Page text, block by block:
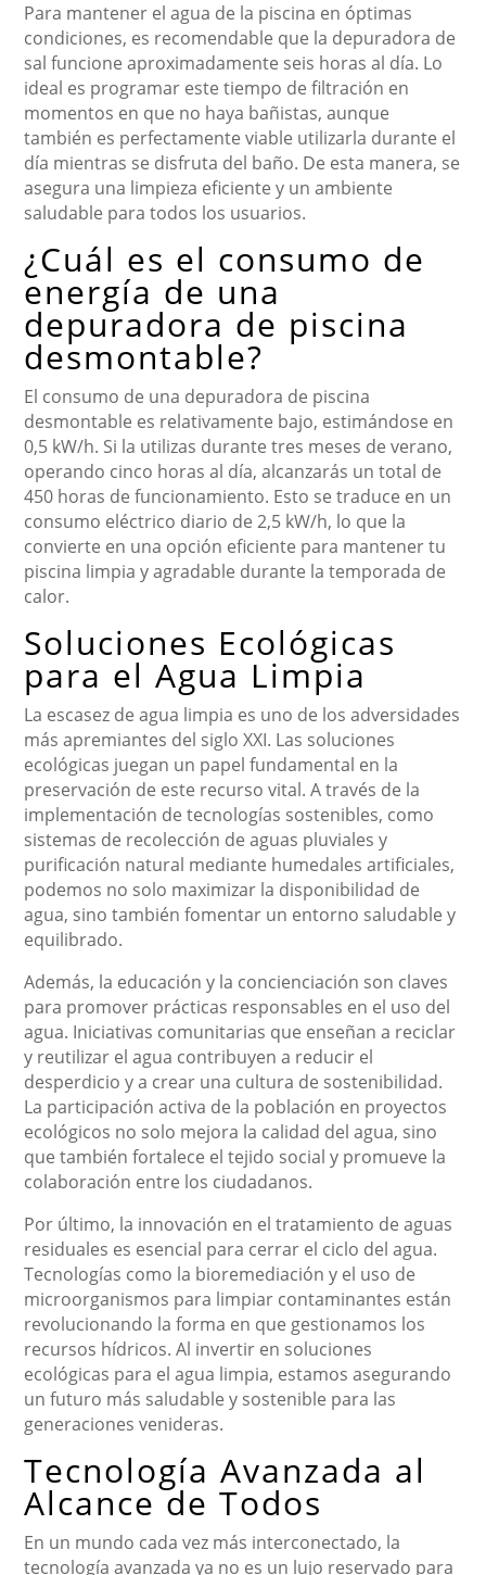
Para mantener el agua de la piscina en óptimas
condiciones, es recomendable que la depuradora de
sal funcione aproximadamente seis horas al día. Lo
ideal es programar este tiempo de filtración en
momentos en que no haya bañistas, aunque
también es perfectamente viable utilizarla durante el
día mientras se disfruta del baño. De esta manera, se
asegura una limpieza eficiente y un ambiente
saludable para todos los usuarios.
¿Cuál es el consumo de
energía de una
depuradora de piscina
desmontable?
El consumo de una depuradora de piscina
desmontable es relativamente bajo, estimándose en
0,5 kW/h. Si la utilizas durante tres meses de verano,
operando cinco horas al día, alcanzarás un total de
450 horas de funcionamiento. Esto se traduce en un
consumo eléctrico diario de 2,5 kW/h, lo que la
convierte en una opción eficiente para mantener tu
piscina limpia y agradable durante la temporada de
calor.
Soluciones Ecológicas
para el Agua Limpia
La escasez de agua limpia es uno de los adversidades
más apremiantes del siglo XXI. Las soluciones
ecológicas juegan un papel fundamental en la
preservación de este recurso vital. A través de la
implementación de tecnologías sostenibles, como
sistemas de recolección de aguas pluviales y
purificación natural mediante humedales artificiales,
podemos no solo maximizar la disponibilidad de
agua, sino también fomentar un entorno saludable y
equilibrado.
Además, la educación y la concienciación son claves
para promover prácticas responsables en el uso del
agua. Iniciativas comunitarias que enseñan a reciclar
y reutilizar el agua contribuyen a reducir el
desperdicio y a crear una cultura de sostenibilidad.
La participación activa de la población en proyectos
ecológicos no solo mejora la calidad del agua, sino
que también fortalece el tejido social y promueve la
colaboración entre los ciudadanos.
Por último, la innovación en el tratamiento de aguas
residuales es esencial para cerrar el ciclo del agua.
Tecnologías como la bioremediación y el uso de
microorganismos para limpiar contaminantes están
revolucionando la forma en que gestionamos los
recursos hídricos. Al invertir en soluciones
ecológicas para el agua limpia, estamos asegurando
un futuro más saludable y sostenible para las
generaciones venideras.
Tecnología Avanzada al
Alcance de Todos
En un mundo cada vez más interconectado, la
tecnología avanzada ya no es un lujo reservado para